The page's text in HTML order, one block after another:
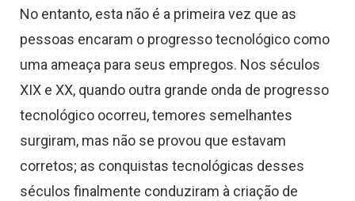
No entanto, esta não é a primeira vez que as
pessoas encaram o progresso tecnológico como
uma ameaça para seus empregos. Nos séculos
XIX e XX, quando outra grande onda de progresso
tecnológico ocorreu, temores semelhantes
surgiram, mas não se provou que estavam
corretos; as conquistas tecnológicas desses
séculos finalmente conduziram à criação de